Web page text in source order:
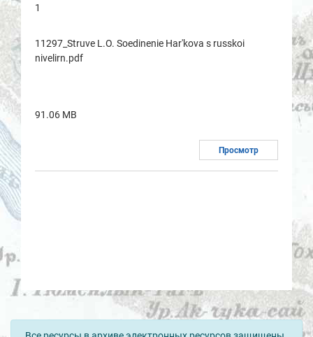
1
11297_Struve L.O. Soedinenie Har'kova s russkoi
nivelirn.pdf
91.06 MB
Просмотр